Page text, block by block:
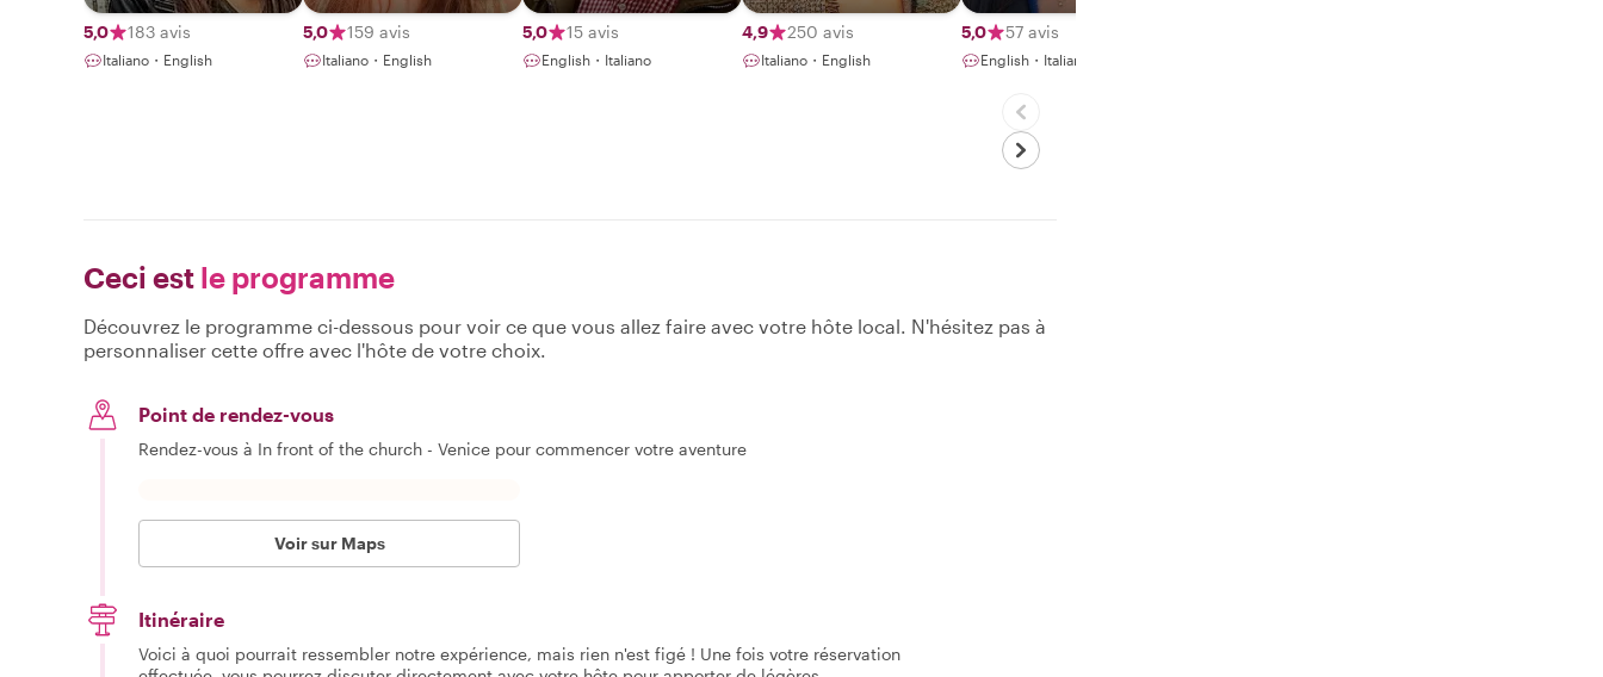
5,0 183 avis
Italiano・English
5,0 159 avis
Italiano・English
5,0 15 avis
English・Italiano
4,9 250 avis
Italiano・English
5,0 57 avis
English・Italiano・日本語
Ceci est le programme
Découvrez le programme ci-dessous pour voir ce que vous allez faire avec votre hôte local. N'hésitez pas à
personnaliser cette offre avec l'hôte de votre choix.
Point de rendez-vous
Rendez-vous à In front of the church - Venice pour commencer votre aventure
Voir sur Maps
Itinéraire
Voici à quoi pourrait ressembler notre expérience, mais rien n'est figé ! Une fois votre réservation